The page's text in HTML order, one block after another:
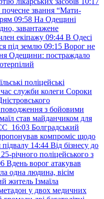
почесне звання “Мати-
09:58 На Одещині
завантажене
екіпажу 09:44 В Одесі
під землю 09:15 Ворог не
Одещини: постраждало
поліцейські
служби колеги Сороки
поводження з бойовими
став майданчиком для
16:03 Болградський
компроміс щодо
14:44 Від бізнесу до
річного поліцейського з
Вдень ворог атакував
одна людина, вісім
житель Ізмаїла
у двох медичних